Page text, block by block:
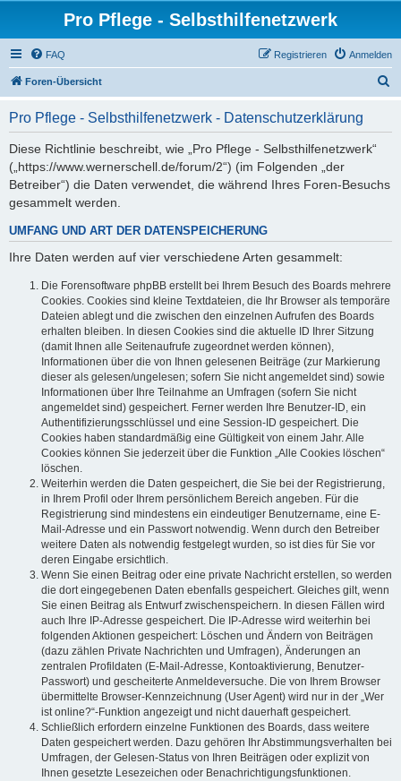
Pro Pflege - Selbsthilfenetzwerk
FAQ Anmelden
Registrieren
Foren-Übersicht
Pro Pflege - Selbsthilfenetzwerk - Datenschutzerklärung
Diese Richtlinie beschreibt, wie „Pro Pflege - Selbsthilfenetzwerk“
(„https://www.wernerschell.de/forum/2“) (im Folgenden „der
Betreiber“) die Daten verwendet, die während Ihres Foren-Besuchs
gesammelt werden.
UMFANG UND ART DER DATENSPEICHERUNG
Ihre Daten werden auf vier verschiedene Arten gesammelt:
Die Forensoftware phpBB erstellt bei Ihrem Besuch des Boards mehrere
Cookies. Cookies sind kleine Textdateien, die Ihr Browser als temporäre
Dateien ablegt und die zwischen den einzelnen Aufrufen des Boards
erhalten bleiben. In diesen Cookies sind die aktuelle ID Ihrer Sitzung
(damit Ihnen alle Seitenaufrufe zugeordnet werden können),
Informationen über die von Ihnen gelesenen Beiträge (zur Markierung
dieser als gelesen/ungelesen; sofern Sie nicht angemeldet sind) sowie
Informationen über Ihre Teilnahme an Umfragen (sofern Sie nicht
angemeldet sind) gespeichert. Ferner werden Ihre Benutzer-ID, ein
Authentifizierungsschlüssel und eine Session-ID gespeichert. Die
Cookies haben standardmäßig eine Gültigkeit von einem Jahr. Alle
Cookies können Sie jederzeit über die Funktion „Alle Cookies löschen“
löschen.
Weiterhin werden die Daten gespeichert, die Sie bei der Registrierung,
in Ihrem Profil oder Ihrem persönlichem Bereich angeben. Für die
Registrierung sind mindestens ein eindeutiger Benutzername, eine E-
Mail-Adresse und ein Passwort notwendig. Wenn durch den Betreiber
weitere Daten als notwendig festgelegt wurden, so ist dies für Sie vor
deren Eingabe ersichtlich.
Wenn Sie einen Beitrag oder eine private Nachricht erstellen, so werden
die dort eingegebenen Daten ebenfalls gespeichert. Gleiches gilt, wenn
Sie einen Beitrag als Entwurf zwischenspeichern. In diesen Fällen wird
auch Ihre IP-Adresse gespeichert. Die IP-Adresse wird weiterhin bei
folgenden Aktionen gespeichert: Löschen und Ändern von Beiträgen
(dazu zählen Private Nachrichten und Umfragen), Änderungen an
zentralen Profildaten (E-Mail-Adresse, Kontoaktivierung, Benutzer-
Passwort) und gescheiterte Anmeldeversuche. Die von Ihrem Browser
übermittelte Browser-Kennzeichnung (User Agent) wird nur in der „Wer
ist online?“-Funktion angezeigt und nicht dauerhaft gespeichert.
Schließlich erfordern einzelne Funktionen des Boards, dass weitere
Daten gespeichert werden. Dazu gehören Ihr Abstimmungsverhalten bei
Umfragen, der Gelesen-Status von Ihren Beiträgen oder explizit von
Ihnen gesetzte Lesezeichen oder Benachrichtigungsfunktionen.